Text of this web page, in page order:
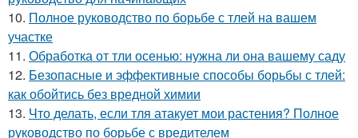
10. Полное руководство по борьбе с тлей на вашем
участке
11. Обработка от тли осенью: нужна ли она вашему саду
12. Безопасные и эффективные способы борьбы с тлей:
как обойтись без вредной химии
13. Что делать, если тля атакует мои растения? Полное
руководство по борьбе с вредителем